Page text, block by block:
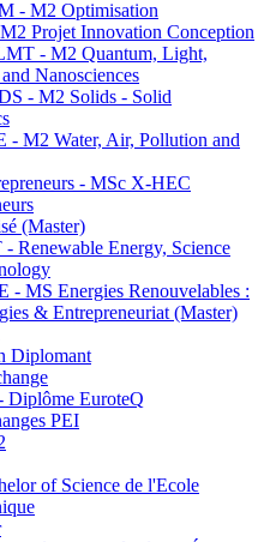
- M2 Optimisation
Projet Innovation Conception
- M2 Quantum, Light,
Nanosciences
- M2 Solids - Solid
- M2 Water, Air, Pollution and
- MSc X-HEC
(Master)
Renewable Energy, Science
- MS Energies Renouvelables :
& Entrepreneuriat (Master)
Diplomant
Diplôme EuroteQ
PEI
of Science de l'Ecole